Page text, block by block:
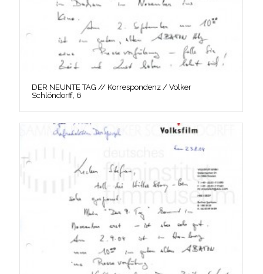
DER NEUNTE TAG // Korrespondenz / Volker
Schlöndorff, 6